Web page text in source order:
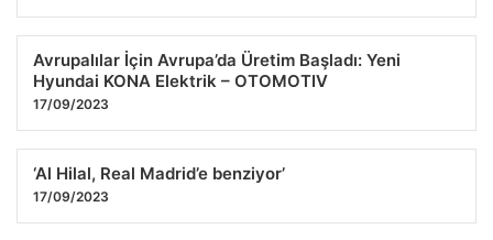
Avrupalılar İçin Avrupa’da Üretim Başladı: Yeni
Hyundai KONA Elektrik – OTOMOTIV
17/09/2023
‘Al Hilal, Real Madrid’e benziyor’
17/09/2023